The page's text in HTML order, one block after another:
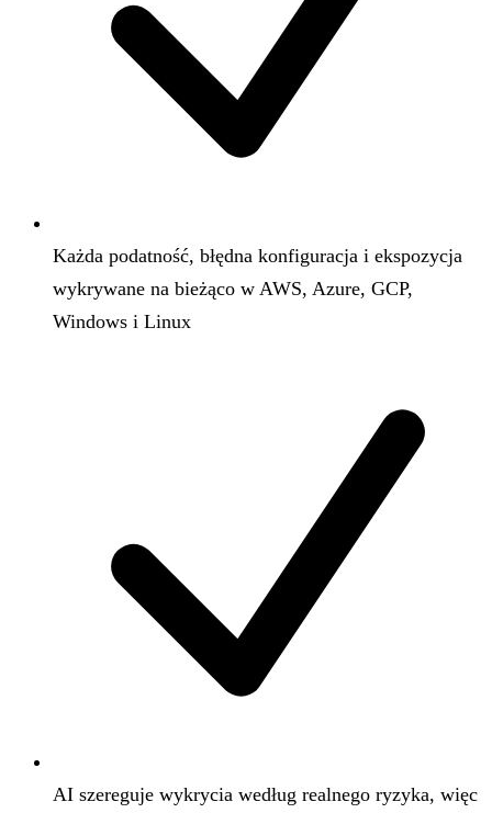
Każda podatność, błędna konfiguracja i ekspozycja
wykrywane na bieżąco w AWS, Azure, GCP,
Windows i Linux
AI szereguje wykrycia według realnego ryzyka, więc